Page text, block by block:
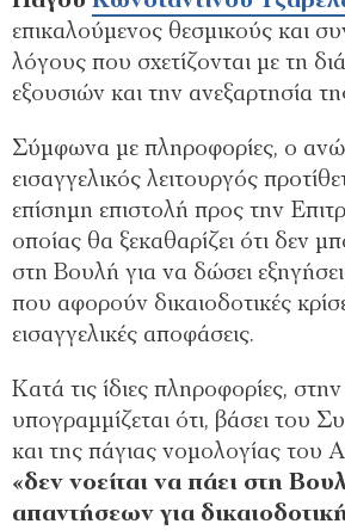
επικαλούμενος θεσμικούς και
λόγους που σχετίζονται με τη
εξουσιών και την ανεξαρτησία
Σύμφωνα με πληροφορίες, ο
εισαγγελικός λειτουργός
επίσημη επιστολή προς την
οποίας θα ξεκαθαρίζει ότι δεν
στη Βουλή για να δώσει
που αφορούν δικαιοδοτικές
εισαγγελικές αποφάσεις.
Κατά τις ίδιες πληροφορίες,
υπογραμμίζεται ότι, βάσει του
και της πάγιας νομολογίας του
«δεν νοείται να πάει στη
απαντήσεων για